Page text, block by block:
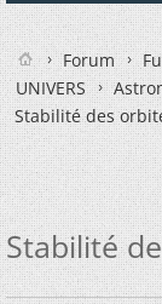
Forum
UNIVERS
Stabilité des
Stabilité